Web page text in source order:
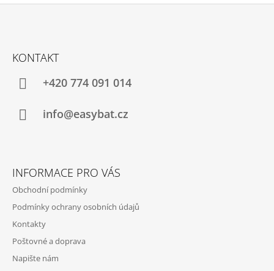
KONTAKT
+420 774 091 014
info@easybat.cz
INFORMACE PRO VÁS
Obchodní podmínky
Podmínky ochrany osobních údajů
Kontakty
Poštovné a doprava
Napište nám